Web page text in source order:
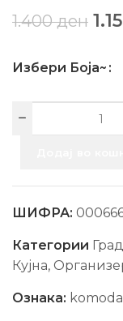
1.400ден
Избери Боја~
ШИФРА:
Категории
Кујна,
Ознака: